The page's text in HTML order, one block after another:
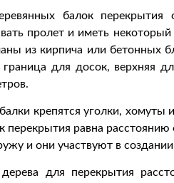
балок перекрытия
пролет и иметь
из кирпича или бетонных
для досок, верхняя
крепятся уголки, хомуты
перекрытия равна
и они участвуют в
для перекрытия